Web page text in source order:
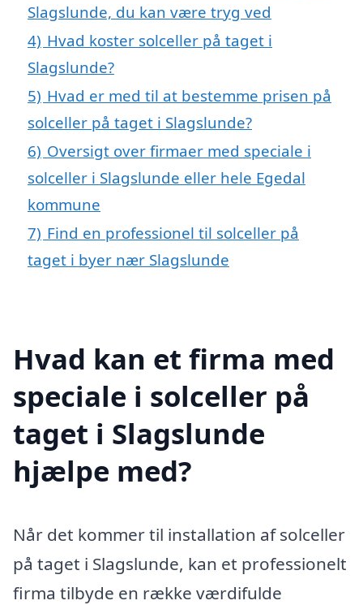
Slagslunde, du kan være tryg ved
4) Hvad koster solceller på taget i
Slagslunde?
5) Hvad er med til at bestemme prisen på
solceller på taget i Slagslunde?
6) Oversigt over firmaer med speciale i
solceller i Slagslunde eller hele Egedal
kommune
7) Find en professionel til solceller på
taget i byer nær Slagslunde
Hvad kan et firma med
speciale i solceller på
taget i Slagslunde
hjælpe med?
Når det kommer til installation af solceller
på taget i Slagslunde, kan et professionelt
firma tilbyde en række værdifulde